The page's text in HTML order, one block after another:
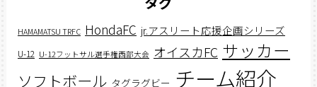
HAMAMATSU TRFC HondaFC jr.アスリート応援企画シリーズ
U-12 U-12フットサル選手権西部大会 オイスカFC サッカー
ソフトボール タグラグビー チーム紹介